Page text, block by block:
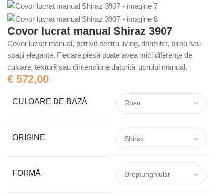
Covor lucrat manual Shiraz 3907
Covor lucrat manual, potrivit pentru living, dormitor, birou sau
spații elegante. Fiecare piesă poate avea mici diferențe de
culoare, textură sau dimensiune datorită lucrului manual.
€ 572,00
CULOARE DE BAZĂ
ORIGINE
FORMĂ